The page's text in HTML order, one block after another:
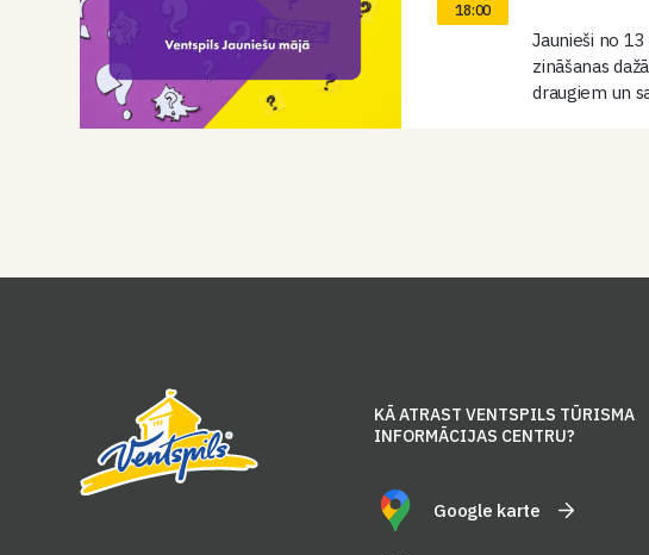
18:00
Jaunieši no
zināšanas
draugiem un
KĀ ATRAST VENTSPILS TŪRISMA
INFORMĀCIJAS CENTRU?
Google karte